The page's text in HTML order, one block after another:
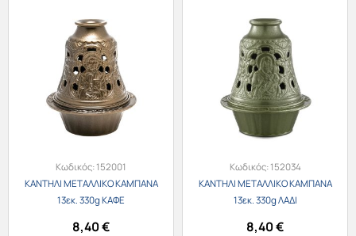
Κωδικός:152001
ΚΑΝΤΗΛΙ ΜΕΤΑΛΛΙΚΟ ΚΑΜΠΑΝΑ
13εκ. 330g ΚΑΦΕ
8,40€
Κωδικός:152034
ΚΑΝΤΗΛΙ ΜΕΤΑΛΛΙΚΟ ΚΑΜΠΑΝΑ
13εκ. 330g ΛΑΔΙ
8,40€